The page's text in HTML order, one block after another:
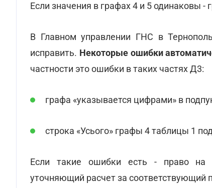
Если значения в графах 4 и 5 одинаковы -
В Главном управлении ГНС в
исправить. Некоторые ошибки
частности это ошибки в таких частях Д3:
графа «указывается цифрами» в
строка «Усього» графы 4 таблицы 1
Если такие ошибки есть - право на
уточняющий расчет за